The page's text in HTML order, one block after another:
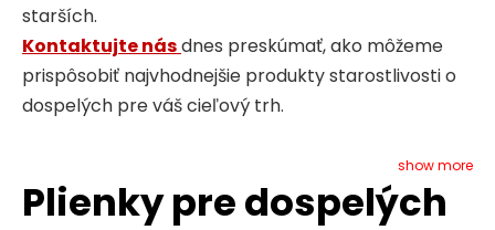
starších.
Kontaktujte násdnes preskúmať, ako môžeme
prispôsobiť najvhodnejšie produkty starostlivosti o
dospelých pre váš cieľový trh.
show more
Plienky pre dospelých